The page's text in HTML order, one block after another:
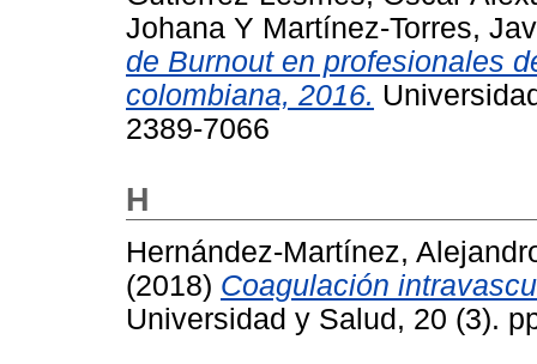
Johana Y Martínez-Torres,
de Burnout en profesionales
colombiana, 2016.
2389-7066
H
Hernández-Martínez,
(2018) Coagulación
Universidad y Salud, 20 (3).